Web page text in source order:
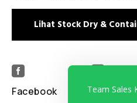
Lihat Stock Dry &

Facebook
Linkedin
Team Sales